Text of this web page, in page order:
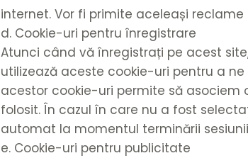
internet. Vor fi primite aceleași
d. Cookie-uri pentru înregistrare
Atunci când vă înregistrați pe acest
utilizează aceste cookie-uri pentru a
acestor cookie-uri permite să
folosit. În cazul în care nu a fost
automat la momentul terminării
e. Cookie-uri pentru publicitate